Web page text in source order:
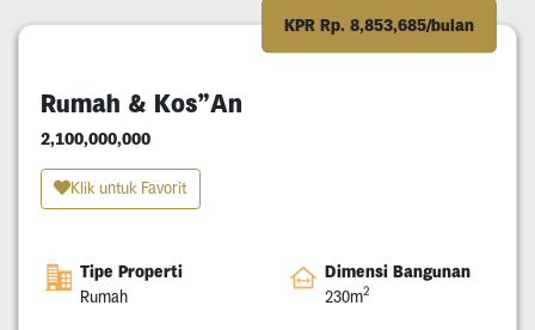
KPR Rp. 8,853,685/bulan
Rumah & Kos”An
2,100,000,000
Klik untuk Favorit
Tipe Properti
Rumah
Dimensi Bangunan
230m2